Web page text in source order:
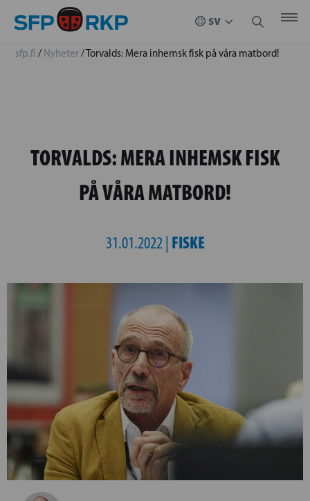
sfp.fi / Nyheter/Torvalds: Mera inhemsk fisk på våra matbord!
TORVALDS: MERA INHEMSK FISK
PÅ VÅRA MATBORD!
31.01.2022 | FISKE